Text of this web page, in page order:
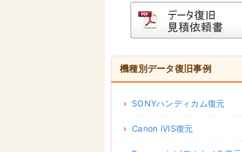
機種別データ復旧事例
SONYハンディカム復元
Canon iVIS復元